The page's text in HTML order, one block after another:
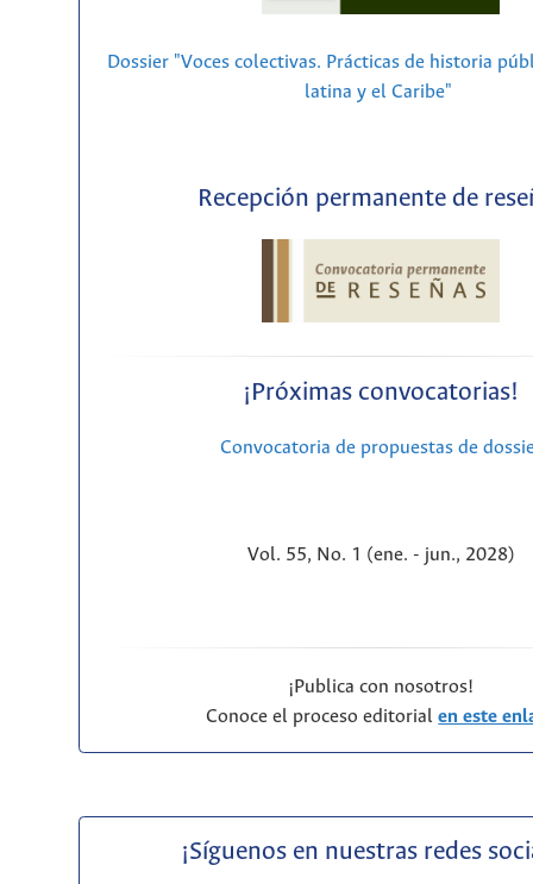
Dossier "Voces colectivas. Prácticas de historia
latina y el Caribe"
Recepción permanente de
¡Próximas convocatorias!
Convocatoria de propuestas de
Vol. 55, No. 1 (ene. - jun., 2028)
¡Publica con nosotros!
Conoce el proceso editorialen este
¡Síguenos en nuestras redes